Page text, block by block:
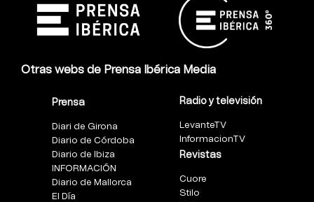
Otras webs de Prensa Ibérica Media
Prensa
Diari de Girona
Diario de Córdoba
Diario de Ibiza
INFORMACIÓN
Diario de Mallorca
El Día
Radio y televisión
LevanteTV
InformacionTV
Revistas
Cuore
Stilo